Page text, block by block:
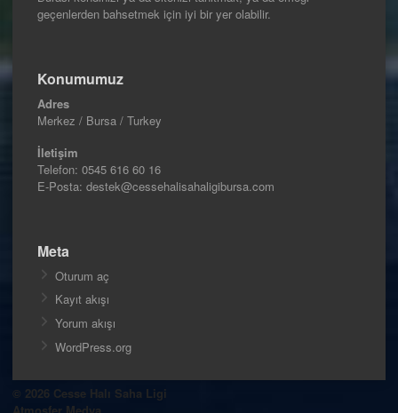
geçenlerden bahsetmek için iyi bir yer olabilir.
Konumumuz
Adres
Merkez / Bursa / Turkey
İletişim
Telefon: 0545 616 60 16
E-Posta: destek@cessehalisahaligibursa.com
Meta
Oturum aç
Kayıt akışı
Yorum akışı
WordPress.org
© 2026 Cesse Halı Saha Ligi